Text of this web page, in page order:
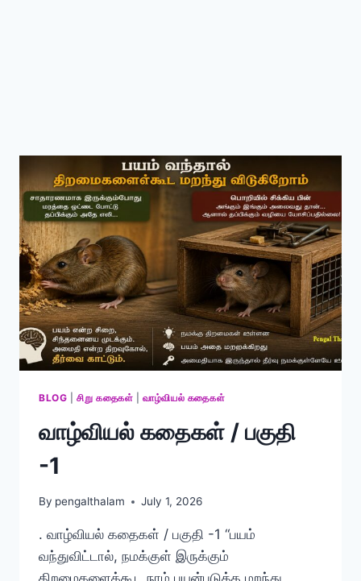
BLOG |சிறு கதைகள் |வாழ்வியல் கதைகள்
வாழ்வியல் கதைகள் / பகுதி
-1
By pengalthalam July 1, 2026
. வாழ்வியல் கதைகள் / பகுதி -1 “பயம்
வந்துவிட்டால், நமக்குள் இருக்கும்